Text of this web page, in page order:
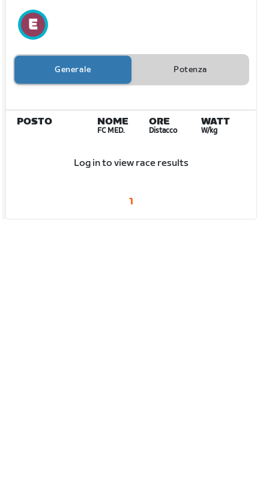
Generale Potenza
POSTO NOME
FC MED.
ORE
Distacco
WATT
W/kg
Log in to view race results
1